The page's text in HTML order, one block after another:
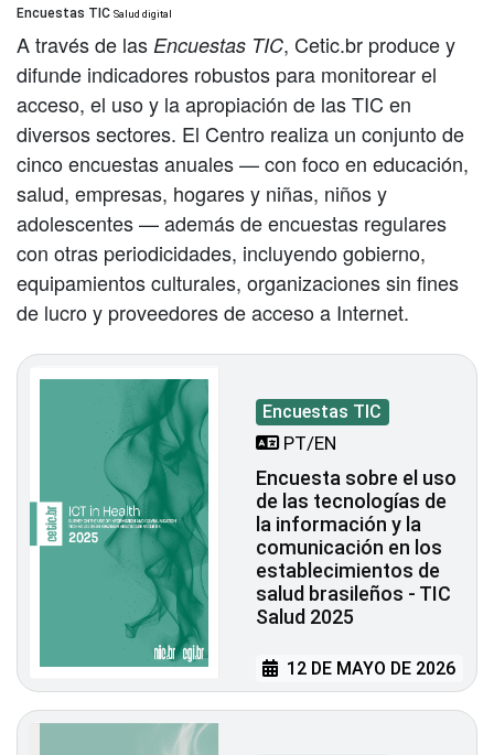
Encuestas TIC Salud digital
A través de las Encuestas TIC, Cetic.br produce y
difunde indicadores robustos para monitorear el
acceso, el uso y la apropiación de las TIC en
diversos sectores. El Centro realiza un conjunto de
cinco encuestas anuales — con foco en educación,
salud, empresas, hogares y niñas, niños y
adolescentes — además de encuestas regulares
con otras periodicidades, incluyendo gobierno,
equipamientos culturales, organizaciones sin fines
de lucro y proveedores de acceso a Internet.
Encuestas TIC
PT/EN
Encuesta sobre el uso
de las tecnologías de
la información y la
comunicación en los
establecimientos de
salud brasileños - TIC
Salud 2025
12 DE MAYO DE 2026